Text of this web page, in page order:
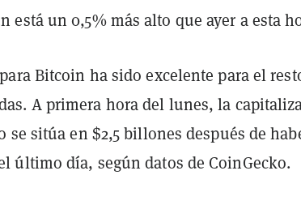
está un 0,5% más alto que ayer a esta
Bitcoin ha sido excelente para el
A primera hora del lunes, la
se sitúa en $2,5 billones después de
último día, según datos de CoinGecko.